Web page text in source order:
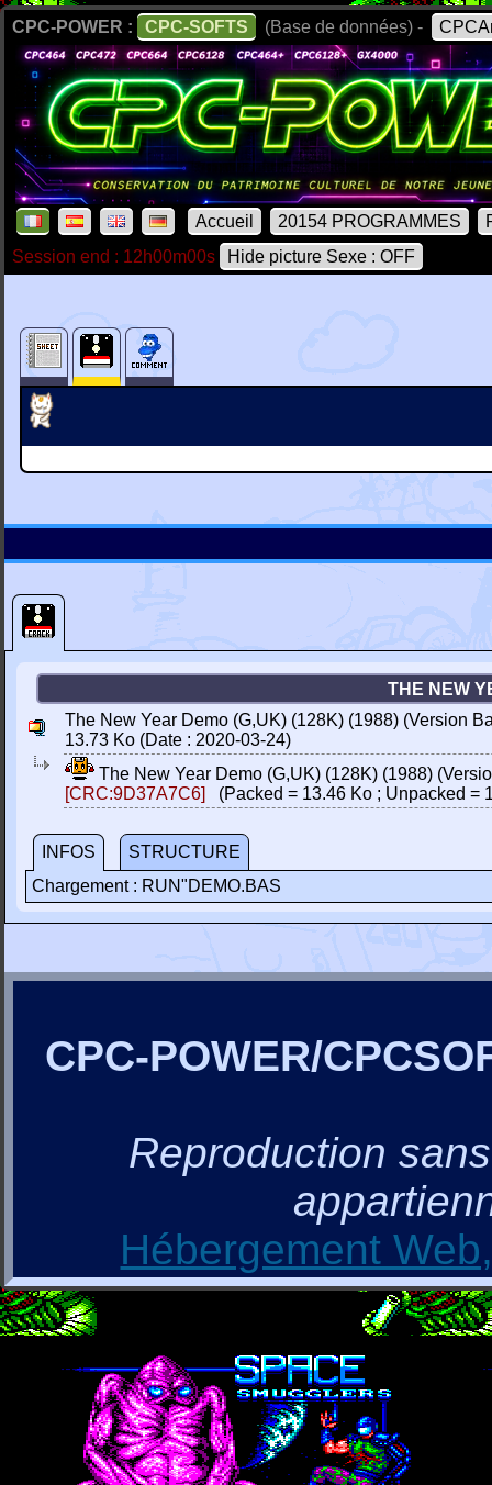
CPC-POWER : CPC-SOFTS (Base de données) -
Accueil 20154 PROGRAMMES
Session end : 12h00m00s
Hide picture Sexe : OFF
THE NEW
The New Year Demo (G,UK) (128K) (1988) (Version
13.73 Ko (Date : 2020-03-24)
The New Year Demo (G,UK) (128K) (1988)
[CRC:9D37A7C6]
(Packed = 13.46 Ko ; Unpacked =
INFOS
STRUCTURE
Chargement : RUN"DEMO.BAS
CPC-POWER/
Reproduction
Hébergement